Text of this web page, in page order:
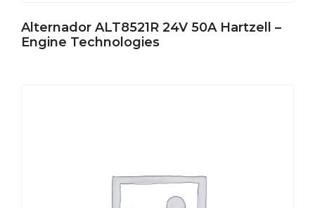
Alternador ALT8521R 24V 50A Hartzell –
Engine Technologies